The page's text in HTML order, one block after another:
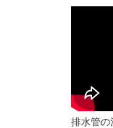
排水管